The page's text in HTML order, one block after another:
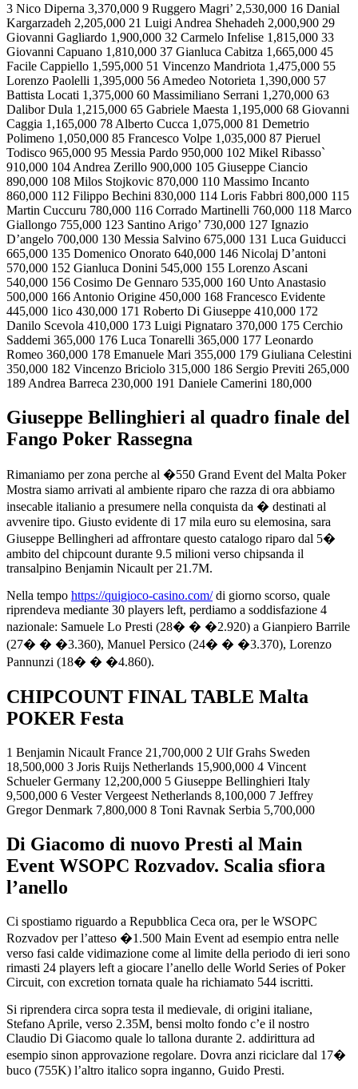
3 Nico Diperna 3,370,000 9 Ruggero Magri’ 2,530,000 16 Danial
Kargarzadeh 2,205,000 21 Luigi Andrea Shehadeh 2,000,900 29
Giovanni Gagliardo 1,900,000 32 Carmelo Infelise 1,815,000 33
Giovanni Capuano 1,810,000 37 Gianluca Cabitza 1,665,000 45
Facile Cappiello 1,595,000 51 Vincenzo Mandriota 1,475,000 55
Lorenzo Paolelli 1,395,000 56 Amedeo Notorieta 1,390,000 57
Battista Locati 1,375,000 60 Massimiliano Serrani 1,270,000 63
Dalibor Dula 1,215,000 65 Gabriele Maesta 1,195,000 68 Giovanni
Caggia 1,165,000 78 Alberto Cucca 1,075,000 81 Demetrio
Polimeno 1,050,000 85 Francesco Volpe 1,035,000 87 Pieruel
Todisco 965,000 95 Messia Pardo 950,000 102 Mikel Ribasso`
910,000 104 Andrea Zerillo 900,000 105 Giuseppe Ciancio
890,000 108 Milos Stojkovic 870,000 110 Massimo Incanto
860,000 112 Filippo Bechini 830,000 114 Loris Fabbri 800,000 115
Martin Cuccuru 780,000 116 Corrado Martinelli 760,000 118 Marco
Giallongo 755,000 123 Santino Arigo’ 730,000 127 Ignazio
D’angelo 700,000 130 Messia Salvino 675,000 131 Luca Guiducci
665,000 135 Domenico Onorato 640,000 146 Nicolaj D’antoni
570,000 152 Gianluca Donini 545,000 155 Lorenzo Ascani
540,000 156 Cosimo De Gennaro 535,000 160 Unto Anastasio
500,000 166 Antonio Origine 450,000 168 Francesco Evidente
445,000 1ico 430,000 171 Roberto Di Giuseppe 410,000 172
Danilo Scevola 410,000 173 Luigi Pignataro 370,000 175 Cerchio
Saddemi 365,000 176 Luca Tonarelli 365,000 177 Leonardo
Romeo 360,000 178 Emanuele Mari 355,000 179 Giuliana Celestini
350,000 182 Vincenzo Briciolo 315,000 186 Sergio Previti 265,000
189 Andrea Barreca 230,000 191 Daniele Camerini 180,000
Giuseppe Bellinghieri al quadro finale del
Fango Poker Rassegna
Rimaniamo per zona perche al �550 Grand Event del Malta Poker
Mostra siamo arrivati al ambiente riparo che razza di ora abbiamo
insecable italianio a presumere nella conquista da � destinati al
avvenire tipo. Giusto evidente di 17 mila euro su elemosina, sara
Giuseppe Bellingheri ad affrontare questo catalogo riparo dal 5�
ambito del chipcount durante 9.5 milioni verso chipsanda il
transalpino Benjamin Nicault per 21.7M.
Nella tempo https://quigioco-casino.com/di giorno scorso, quale
riprendeva mediante 30 players left, perdiamo a soddisfazione 4
nazionale: Samuele Lo Presti (28� � �2.920) a Gianpiero Barrile
(27� � �3.360), Manuel Persico (24� � �3.370), Lorenzo
Pannunzi (18� � �4.860).
CHIPCOUNT FINAL TABLE Malta
POKER Festa
1 Benjamin Nicault France 21,700,000 2 Ulf Grahs Sweden
18,500,000 3 Joris Ruijs Netherlands 15,900,000 4 Vincent
Schueler Germany 12,200,000 5 Giuseppe Bellinghieri Italy
9,500,000 6 Vester Vergeest Netherlands 8,100,000 7 Jeffrey
Gregor Denmark 7,800,000 8 Toni Ravnak Serbia 5,700,000
Di Giacomo di nuovo Presti al Main
Event WSOPC Rozvadov. Scalia sfiora
l’anello
Ci spostiamo riguardo a Repubblica Ceca ora, per le WSOPC
Rozvadov per l’atteso �1.500 Main Event ad esempio entra nelle
verso fasi calde vidimazione come al limite della periodo di ieri sono
rimasti 24 players left a giocare l’anello delle World Series of Poker
Circuit, con excretion tornata quale ha richiamato 544 iscritti.
Si riprendera circa sopra testa il medievale, di origini italiane,
Stefano Aprile, verso 2.35M, bensi molto fondo c’e il nostro
Claudio Di Giacomo quale lo tallona durante 2. addirittura ad
esempio sinon approvazione regolare. Dovra anzi riciclare dal 17�
buco (755K) l’altro italico sopra inganno, Guido Presti.